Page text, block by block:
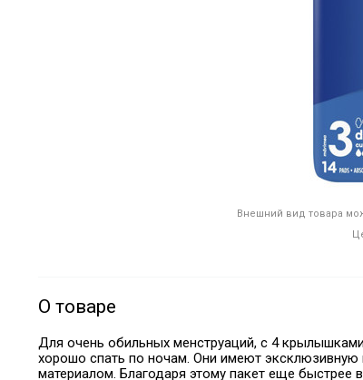
Внешний вид товара
О товаре
Для очень обильных менструаций, с 4
хорошо спать по ночам. Они имеют
материалом. Благодаря этому пакет еще быстрее